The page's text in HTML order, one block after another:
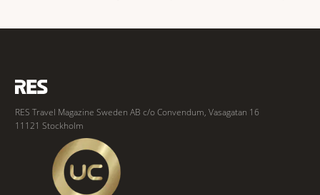
RES Travel Magazine Sweden AB c/o Convendum, Vasagatan 16
11121 Stockholm